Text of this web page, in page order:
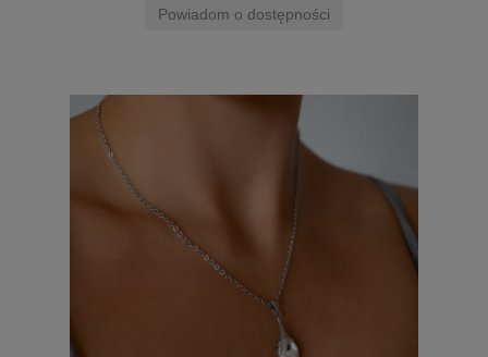
Powiadom o dostępności